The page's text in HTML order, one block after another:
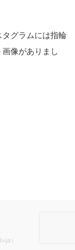
グラムには指輪
像がありまし
）